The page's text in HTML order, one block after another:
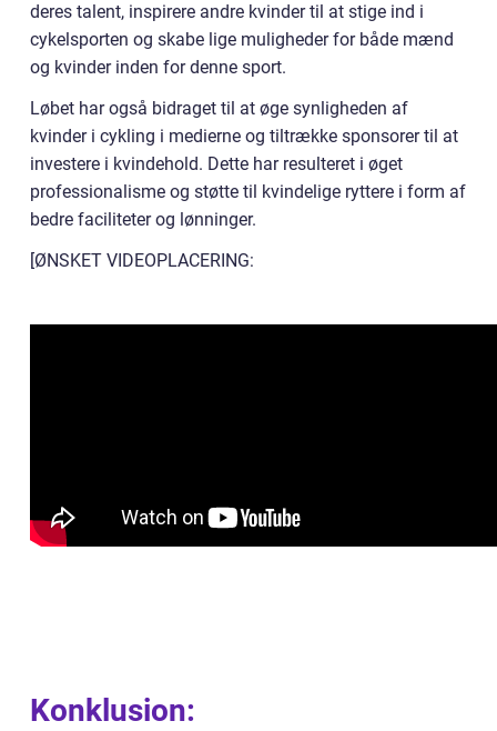
deres talent, inspirere andre kvinder til at stige ind i
cykelsporten og skabe lige muligheder for både mænd
og kvinder inden for denne sport.
Løbet har også bidraget til at øge synligheden af
kvinder i cykling i medierne og tiltrække sponsorer til at
investere i kvindehold. Dette har resulteret i øget
professionalisme og støtte til kvindelige ryttere i form af
bedre faciliteter og lønninger.
[ØNSKET VIDEOPLACERING:
Konklusion: